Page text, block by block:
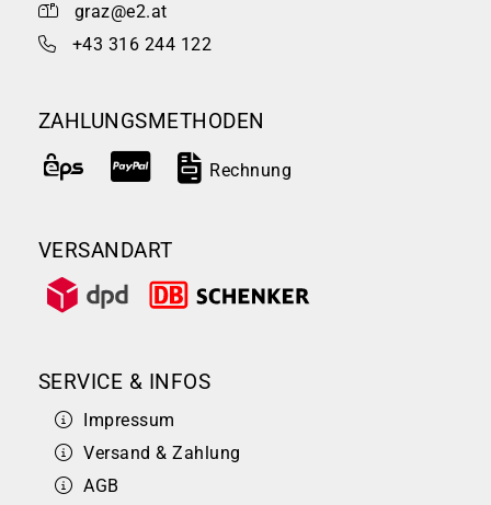
graz@e2.at
+43 316 244 122
ZAHLUNGSMETHODEN
Rechnung
VERSANDART
SERVICE & INFOS
Impressum
Versand & Zahlung
AGB